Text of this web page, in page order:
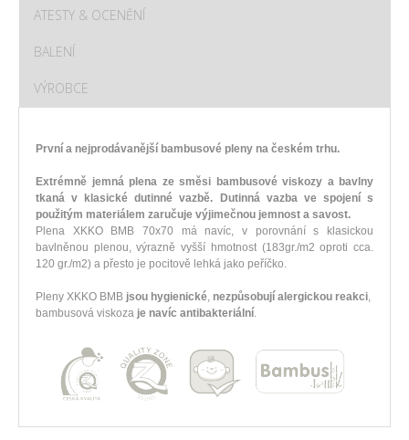
ATESTY & OCENĚNÍ
BALENÍ
VÝROBCE
První a nejprodávanější bambusové pleny na českém trhu.
Extrémně jemná plena ze směsi bambusové viskozy a bavlny
tkaná v klasické dutinné vazbě. Dutinná vazba ve spojení s
použitým materiálem zaručuje výjimečnou jemnost a savost.
Plena XKKO BMB 70x70 má navíc, v porovnání s klasickou
bavlněnou plenou, výrazně vyšší hmotnost (183gr./m2 oproti cca.
120 gr./m2) a přesto je pocitově lehká jako peříčko.
Pleny XKKO BMB jsou hygienické, nezpůsobují alergickou reakci,
bambusová viskoza je navíc antibakteriální.